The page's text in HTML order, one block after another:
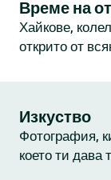
Време на
Хайкове,
открито от
Изкуство
Фотография,
което ти дава